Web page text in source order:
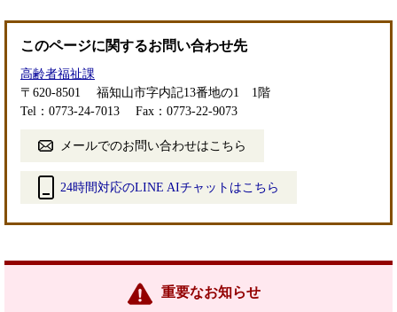
このページに関するお問い合わせ先
高齢者福祉課
〒620-8501
福知山市字内記13番地の1 1階
Tel：0773-24-7013
Fax：0773-22-9073
メールでのお問い合わせはこちら
24時間対応のLINE AIチャットはこちら
リ
重要なお知らせ